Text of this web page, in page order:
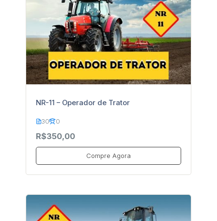
NR-11 – Operador de Trator
30 0
R$350,00
Compre Agora